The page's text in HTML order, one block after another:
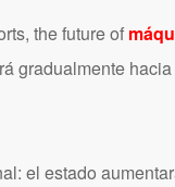
the future of
gradualmente
el estado